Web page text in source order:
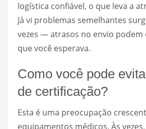
logística confiável, o que leva a
Já vi problemas semelhantes
vezes — atrasos no envio podem
que você esperava.
Como você pode
de certificação?
Esta é uma preocupação
equipamentos médicos. Às